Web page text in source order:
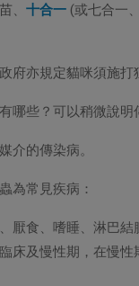
、 十合一 (或七合一
府亦規定貓咪須施打
哪些？可以稍微說明
介的傳染病。
為常見疾病：
厭食、嗜睡、淋巴
床及慢性期，在慢